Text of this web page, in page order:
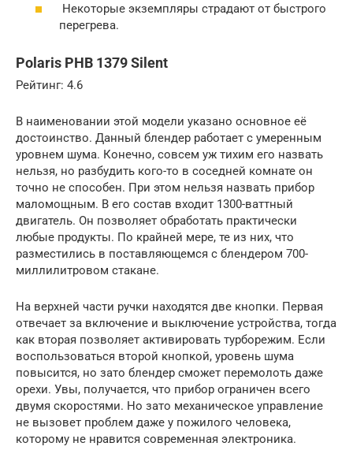
Некоторые экземпляры страдают от быстрого
перегрева.
Polaris PHB 1379 Silent
Рейтинг: 4.6
В наименовании этой модели указано основное её
достоинство. Данный блендер работает с умеренным
уровнем шума. Конечно, совсем уж тихим его назвать
нельзя, но разбудить кого-то в соседней комнате он
точно не способен. При этом нельзя назвать прибор
маломощным. В его состав входит 1300-ваттный
двигатель. Он позволяет обработать практически
любые продукты. По крайней мере, те из них, что
разместились в поставляющемся с блендером 700-
миллилитровом стакане.
На верхней части ручки находятся две кнопки. Первая
отвечает за включение и выключение устройства, тогда
как вторая позволяет активировать турборежим. Если
воспользоваться второй кнопкой, уровень шума
повысится, но зато блендер сможет перемолоть даже
орехи. Увы, получается, что прибор ограничен всего
двумя скоростями. Но зато механическое управление
не вызовет проблем даже у пожилого человека,
которому не нравится современная электроника.